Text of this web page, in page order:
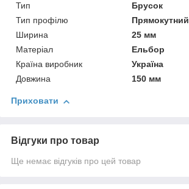
Тип
Брусок
Тип профілю
Прямокутний
Ширина
25 мм
Матеріал
Ельбор
Країна виробник
Україна
Довжина
150 мм
Приховати
Відгуки про товар
Ще немає відгуків про цей товар